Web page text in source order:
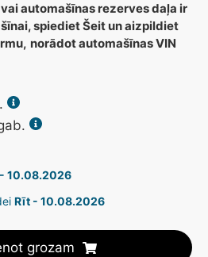
automašīnas rezerves daļa ir
spiediet Šeit un aizpildiet
norādot automašīnas VIN
10.08.2026
Rīt - 10.08.2026
grozam